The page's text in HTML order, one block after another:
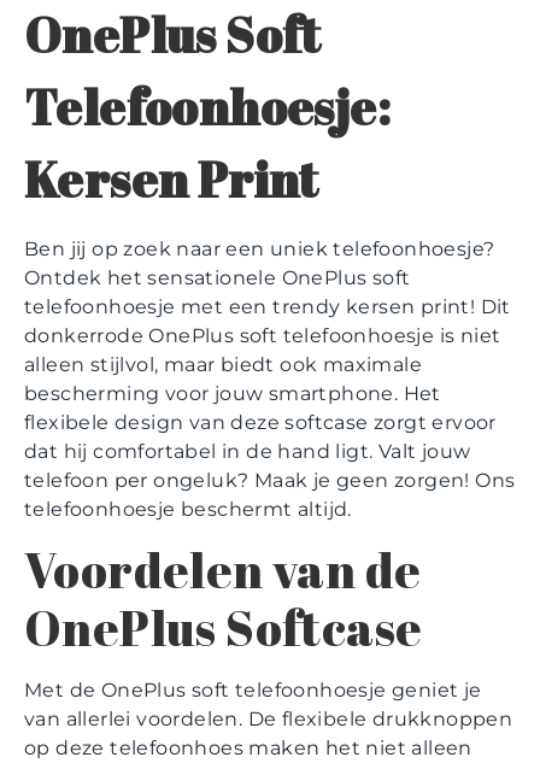
OnePlus Soft
Telefoonhoesje:
Kersen Print
Ben jij op zoek naar een uniek telefoonhoesje?
Ontdek het sensationele OnePlus soft
telefoonhoesje met een trendy kersen print! Dit
donkerrode OnePlus soft telefoonhoesje is niet
alleen stijlvol, maar biedt ook maximale
bescherming voor jouw smartphone. Het
flexibele design van deze softcase zorgt ervoor
dat hij comfortabel in de hand ligt. Valt jouw
telefoon per ongeluk? Maak je geen zorgen! Ons
telefoonhoesje beschermt altijd.
Voordelen van de
OnePlus Softcase
Met de OnePlus soft telefoonhoesje geniet je
van allerlei voordelen. De flexibele drukknoppen
op deze telefoonhoes maken het niet alleen